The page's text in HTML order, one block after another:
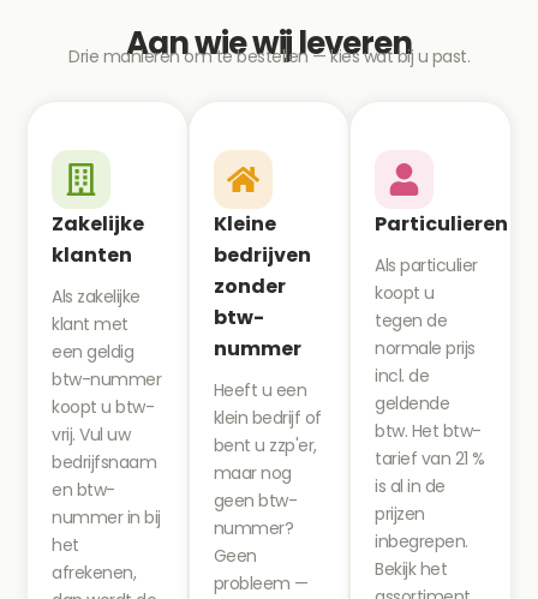
Aan wie wij leveren
Drie manieren om te bestellen — kies wat bij u past.
Zakelijke
klanten
Als zakelijke
klant met
een geldig
btw-nummer
koopt u btw-
vrij. Vul uw
bedrijfsnaam
en btw-
nummer in bij
het
afrekenen,
Kleine
bedrijven
zonder
btw-
nummer
Heeft u een
klein bedrijf of
bent u zzp'er,
maar nog
geen btw-
nummer?
Geen
probleem —
Particulieren
Als particulier
koopt u
tegen de
normale prijs
incl. de
geldende
btw. Het btw-
tarief van 21 %
is al in de
prijzen
inbegrepen.
Bekijk het